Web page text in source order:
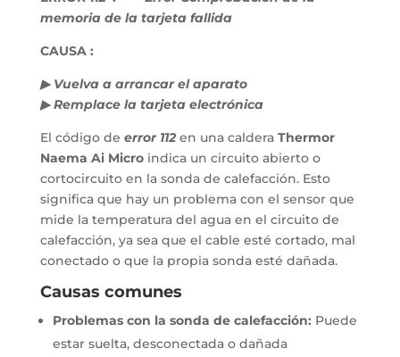
memoria de la tarjeta fallida
CAUSA :
▶ Vuelva a arrancar el aparato
▶ Remplace la tarjeta electrónica
El código de error 112en una caldera Thermor
Naema Ai Microindica un circuito abierto o
cortocircuito en la sonda de calefacción. Esto
significa que hay un problema con el sensor que
mide la temperatura del agua en el circuito de
calefacción, ya sea que el cable esté cortado, mal
conectado o que la propia sonda esté dañada.
Causas comunes
Problemas con la sonda de calefacción: Puede
estar suelta, desconectada o dañada